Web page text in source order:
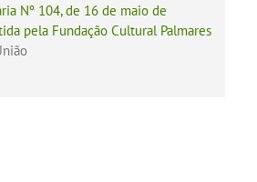
Nº 104, de 16 de maio de
pela Fundação Cultural Palmares